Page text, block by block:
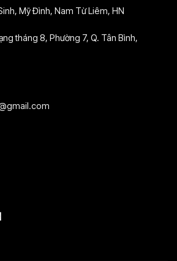
Mỹ Đình, Nam Từ Liêm, HN
tháng 8, Phường 7, Q. Tân Bình,